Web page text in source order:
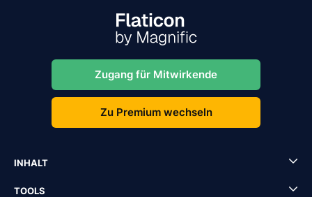
Zugang für Mitwirkende
Zu Premium wechseln
INHALT
TOOLS